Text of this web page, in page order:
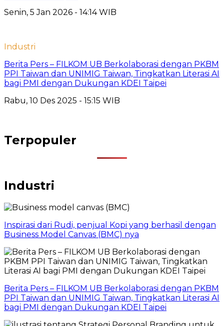
Senin, 5 Jan 2026 - 14:14 WIB
Industri
Berita Pers – FILKOM UB Berkolaborasi dengan PKBM
PPI Taiwan dan UNIMIG Taiwan, Tingkatkan Literasi AI
bagi PMI dengan Dukungan KDEI Taipei
Rabu, 10 Des 2025 - 15:15 WIB
Terpopuler
Industri
Inspirasi dari Rudi, penjual Kopi yang berhasil dengan
Business Model Canvas (BMC) nya
Berita Pers – FILKOM UB Berkolaborasi dengan PKBM
PPI Taiwan dan UNIMIG Taiwan, Tingkatkan Literasi AI
bagi PMI dengan Dukungan KDEI Taipei